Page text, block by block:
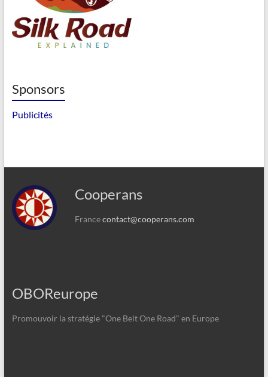
Sponsors
Publicités
Cooperans
Francecontact@cooperans.com
OBOReurope
Promouvoir la stratégie "One Belt One Road" en Europe